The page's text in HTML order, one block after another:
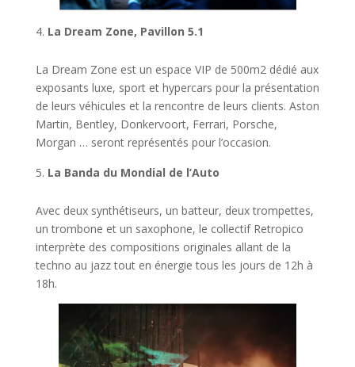
La Dream Zone, Pavillon 5.1
La Dream Zone est un espace VIP de 500m2 dédié aux
exposants luxe, sport et hypercars pour la présentation
de leurs véhicules et la rencontre de leurs clients. Aston
Martin, Bentley, Donkervoort, Ferrari, Porsche,
Morgan … seront représentés pour l’occasion.
La Banda du Mondial de l’Auto
Avec deux synthétiseurs, un batteur, deux trompettes,
un trombone et un saxophone, le collectif Retropico
interprète des compositions originales allant de la
techno au jazz tout en énergie tous les jours de 12h à
18h.